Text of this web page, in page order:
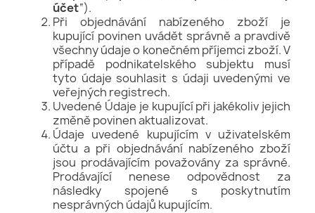
účet“).
Při objednávání nabízeného zboží je
kupující povinen uvádět správně a pravdivě
všechny údaje o konečném příjemci zboží. V
případě podnikatelského subjektu musí
tyto údaje souhlasit s údaji uvedenými ve
veřejných registrech.
Uvedené Údaje je kupující při jakékoliv jejich
změně povinen aktualizovat.
Údaje uvedené kupujícím v uživatelském
účtu a při objednávání nabízeného zboží
jsou prodávajícím považovány za správné.
Prodávající nenese odpovědnost za
následky spojené s poskytnutím
nesprávných údajů kupujícím.